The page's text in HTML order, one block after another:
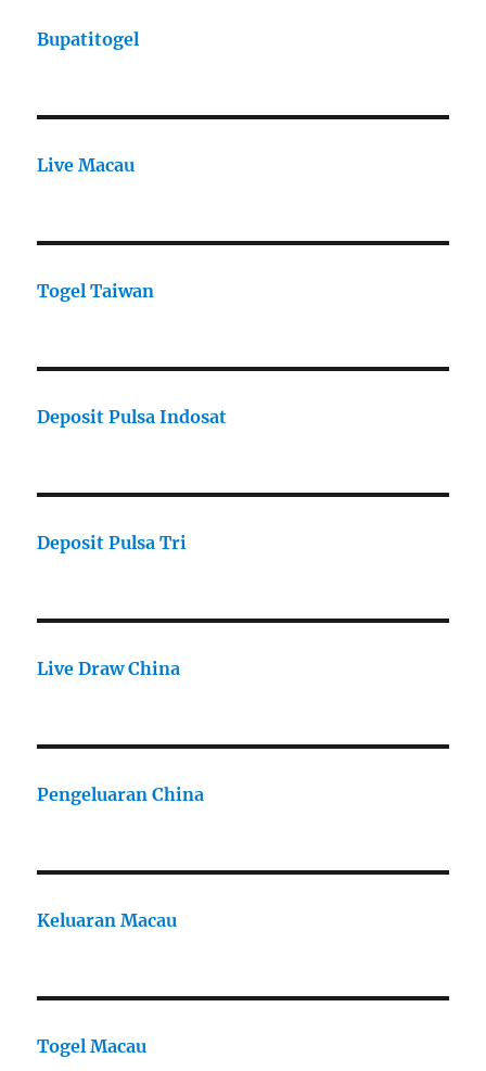
Bupatitogel
Live Macau
Togel Taiwan
Deposit Pulsa Indosat
Deposit Pulsa Tri
Live Draw China
Pengeluaran China
Keluaran Macau
Togel Macau